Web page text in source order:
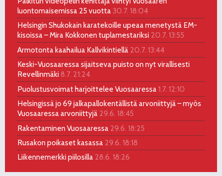
luontomaisemissa 25 vuotta 30.7. 18:04
Helsingin Shukokain karatekoille upeaa menetystä EM-
kisoissa – Mira Kokkonen tuplamestariksi 20.7. 13:55
Armotonta kaahailua Kallvikintiellä 20.7. 13:44
Keski-Vuosaaressa sijaitseva puisto on nyt virallisesti
Revellinmäki 8.7. 21:24
Puolustusvoimat harjoittelee Vuosaaressa 1.7. 12:10
Helsingissä jo 69 jalkapallokentällistä arvoniittyjä – myös
Vuosaaressa arvoniittyjä 29.6. 18:45
Rakentaminen Vuosaaressa 29.6. 18:25
Rusakon poikaset kasassa 29.6. 18:18
Liikennemerkki piilosilla 28.6. 18:26